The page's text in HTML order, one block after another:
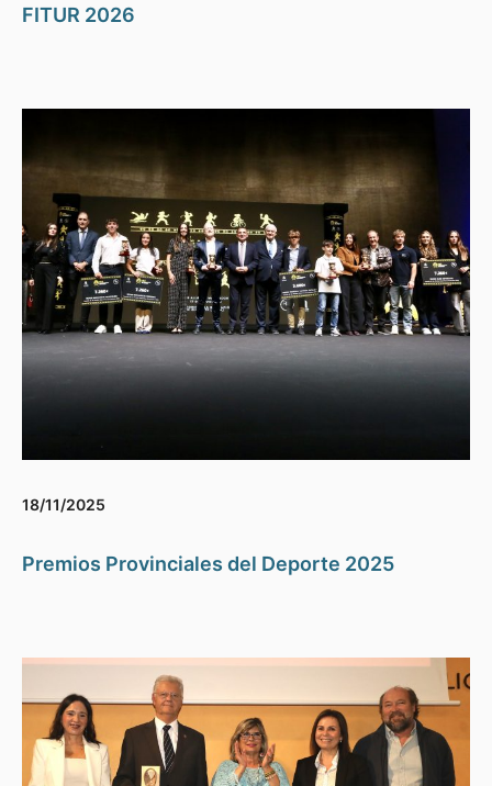
FITUR 2026
18/11/2025
Premios Provinciales del Deporte 2025